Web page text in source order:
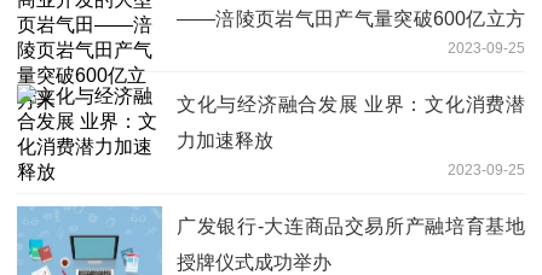
——涪陵页岩气田产气量突破600亿立方
2023-09-25
文化与经济融合发展 业界：文化消费潜
力加速释放
2023-09-25
广发银行-大连商品交易所产融培育基地
授牌仪式成功举办